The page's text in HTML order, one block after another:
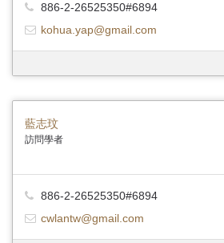
886-2-26525350#6894
kohua.yap@gmail.com
藍志玟
訪問學者
886-2-26525350#6894
cwlantw@gmail.com